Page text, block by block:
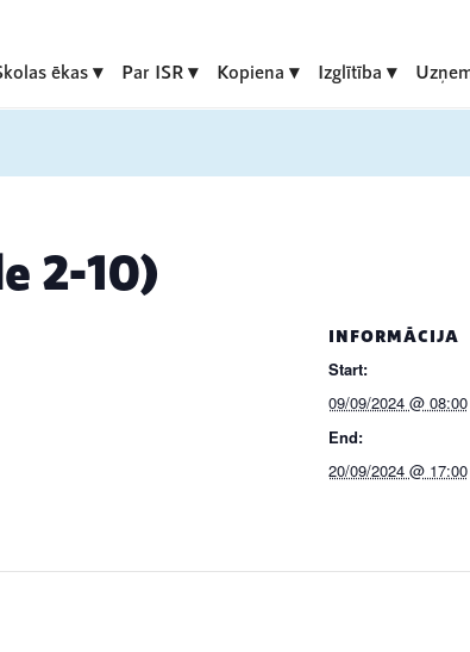
ēkas Par ISR Kopiena Izglītība
2-10)
INFORMĀCIJA
Start:
09/09/2024 @ 08:00
End:
20/09/2024 @ 17:00